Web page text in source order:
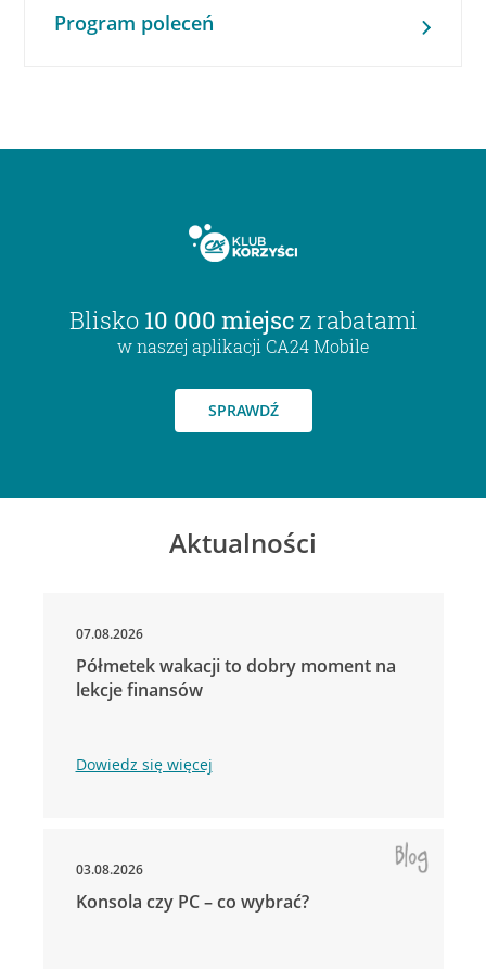
Program poleceń
Blisko 10 000 miejsc z rabatami
w naszej aplikacji CA24 Mobile
SPRAWDŹ
Aktualności
07.08.2026
Półmetek wakacji to dobry moment na
lekcje finansów
Dowiedz się więcej
03.08.2026
Konsola czy PC – co wybrać?